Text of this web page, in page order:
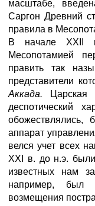
масштабе,
Саргон Древний
правила в
В начале XXII
Месопотамией
править так
представители
Аккада.
деспотический
обожествлялись,
аппарат
велся учет всех
XXI в. до н.э.
известных нам
например, был
возмещения